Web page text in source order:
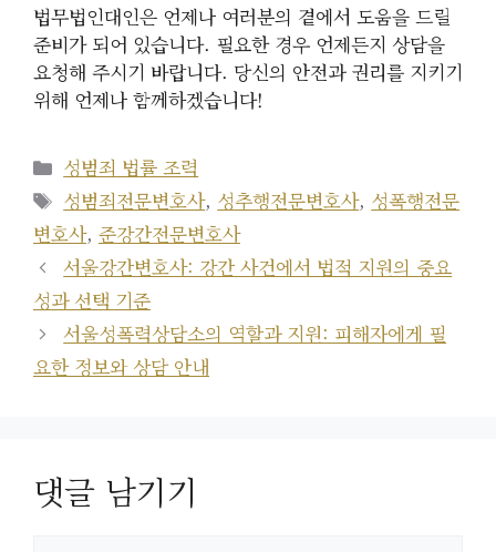
법무법인대인은 언제나 여러분의 곁에서 도움을 드릴
준비가 되어 있습니다. 필요한 경우 언제든지 상담을
요청해 주시기 바랍니다. 당신의 안전과 권리를 지키기
위해 언제나 함께하겠습니다!
카
테
고
리
성범죄 법률 조력
태
그
성범죄전문변호사, 성추행전문변호사, 성폭행전문
변호사, 준강간전문변호사
서울강간변호사: 강간 사건에서 법적 지원의 중요
성과 선택 기준
서울성폭력상담소의 역할과 지원: 피해자에게 필
요한 정보와 상담 안내
댓글 남기기